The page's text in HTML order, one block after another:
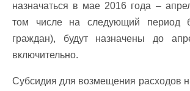
назначаться в мае 2016 года –
том числе на следующий период
граждан), будут назначены до
включительно.
Субсидия для возмещения расходов